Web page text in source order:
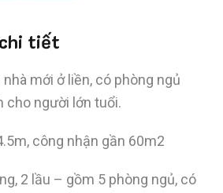
tiết
mới ở liền, có phòng ngủ
cho người lớn tuổi.
công nhận gần 60m2
2 lầu – gồm 5 phòng ngủ, có